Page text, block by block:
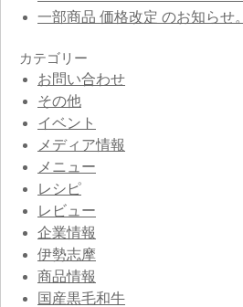
一部商品 価格改定 のお知らせ。
カテゴリー
お問い合わせ
その他
イベント
メディア情報
メニュー
レシピ
レビュー
企業情報
伊勢志摩
商品情報
国産黒毛和牛